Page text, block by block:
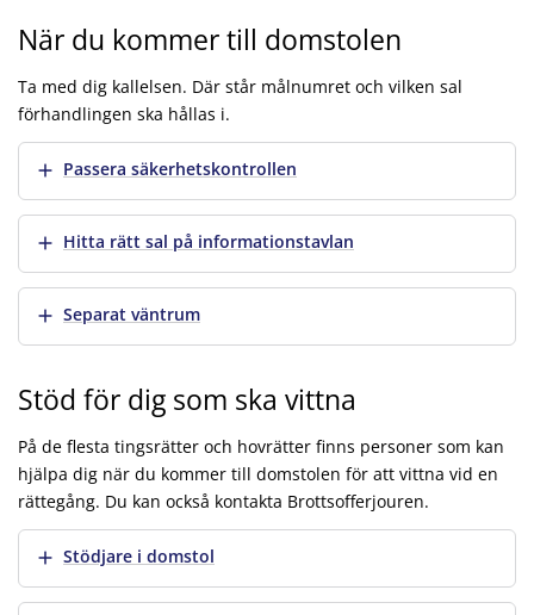
När du kommer till domstolen
Ta med dig kallelsen. Där står målnumret och vilken sal
förhandlingen ska hållas i.
Visa merPassera säkerhetskontrollen
Visa merHitta rätt sal på informationstavlan
Visa merSeparat väntrum
Stöd för dig som ska vittna
På de flesta tingsrätter och hovrätter finns personer som kan
hjälpa dig när du kommer till domstolen för att vittna vid en
rättegång. Du kan också kontakta Brottsofferjouren.
Visa merStödjare i domstol